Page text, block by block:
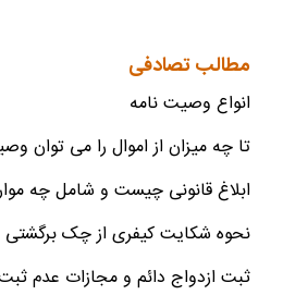
مطالب تصادفی
انواع وصیت نامه
تا چه میزان از اموال را می توان
ابلاغ قانونی چیست و شامل چه
نحوه شکایت کیفری از چک
ثبت ازدواج دائم و مجازات عدم